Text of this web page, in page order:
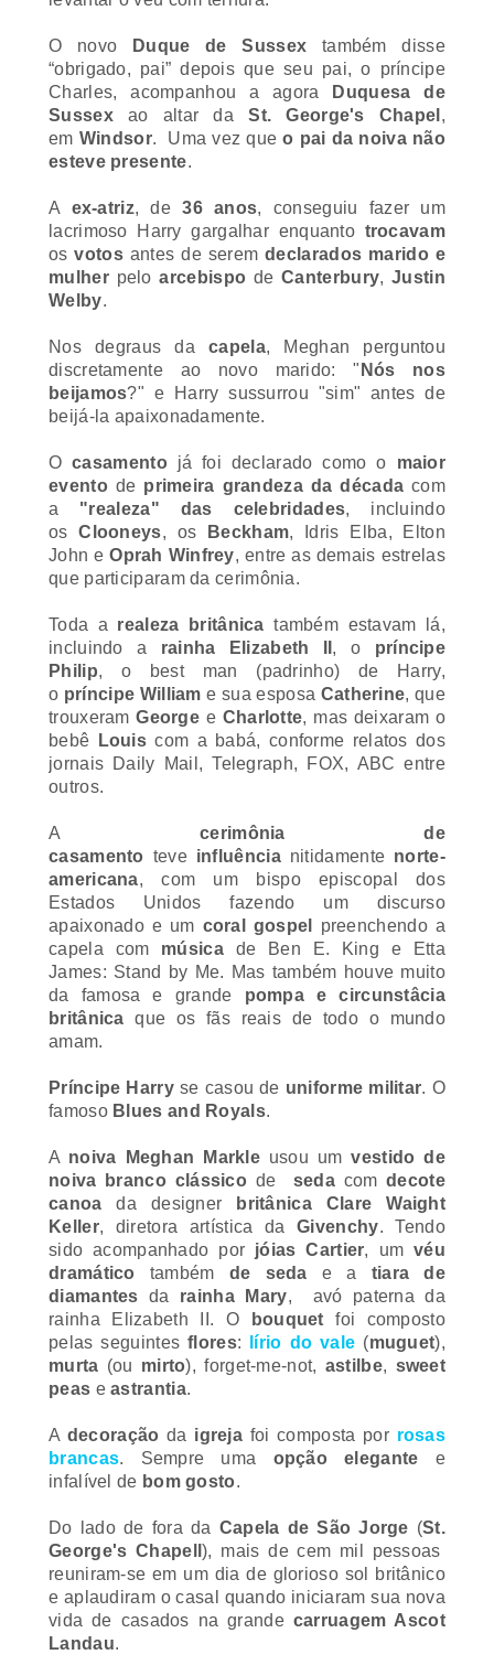
“obrigado, pai” depois que seu pai, o príncipe
Charles, acompanhou a agoraDuquesa de
Sussexao altar da St. George's Chapel,
emWindsor . Uma vez que
o pai da noiva não
esteve presente.
lacrimoso Harry gargalhar enquanto
trocavam
osvotos antes de seremdeclarados marido e
mulherpeloarcebispodeCanterbury,Justin
Welby.
discretamente ao novo marido: "
Nós nos
beijamos?" e Harry sussurrou"sim"antes de
beijá-la apaixonadamente.
eventodeprimeira grandeza da décadacom
a"realeza" das celebridades, incluindo
os
Clooneys , osBeckham, Idris Elba, Elton
John eOprah Winfrey, entre as demais estrelas
que participaram da cerimônia.
incluindo arainha Elizabeth II, opríncipe
Philip, o best man(padrinho) de Harry,
opríncipe William e sua esposaCatherine, que
trouxeram GeorgeeCharlotte, mas deixaram o
bebêLouiscom a babá, conforme relatos dos
jornais Daily Mail, Telegraph, FOX, ABC entre
outros.
casamento
influêncianitidamente
norte-
americana, com um bispo episcopal dos
Estados Unidos fazendo um discurso
apaixonado e um coral gospel
preenchendo a
capela commúsicade Ben E. King e Etta
James:
Stand by Me. Mas também houve muito
da famosa e grandepompa e circunstâcia
britânicaque os fãs reais de todo o mundo
amam.
famosoBlues and Royals.
noiva branco clássicodesedacomdecote
canoa dadesignerbritânica Clare Waight
Keller, diretora artística daGivenchy
. Tendo
sido acompanhado por
jóias Cartier, umvéu
dramáticotambém de sedae a
tiara de
diamantes
darainha Mary, avó paterna da
rainha Elizabeth II. Obouquetfoi composto
pelas seguintes flores: lírio do vale (muguet),
murta (oumirto ),forget-me-not ,astilbe,sweet
peaseastrantia.
brancas. Sempre uma opção elegantee
infalível de bom gosto.
George's Chapell), mais de cem mil pessoas
reuniram-se em um dia de glorioso sol britânico
e aplaudiram o casal quando iniciaram sua nova
vida de casados ​​na grandecarruagem Ascot
Landau